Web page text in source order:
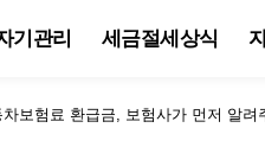
기관리 세금절세상식
차보험료 환급금, 보험사가 먼저 알려